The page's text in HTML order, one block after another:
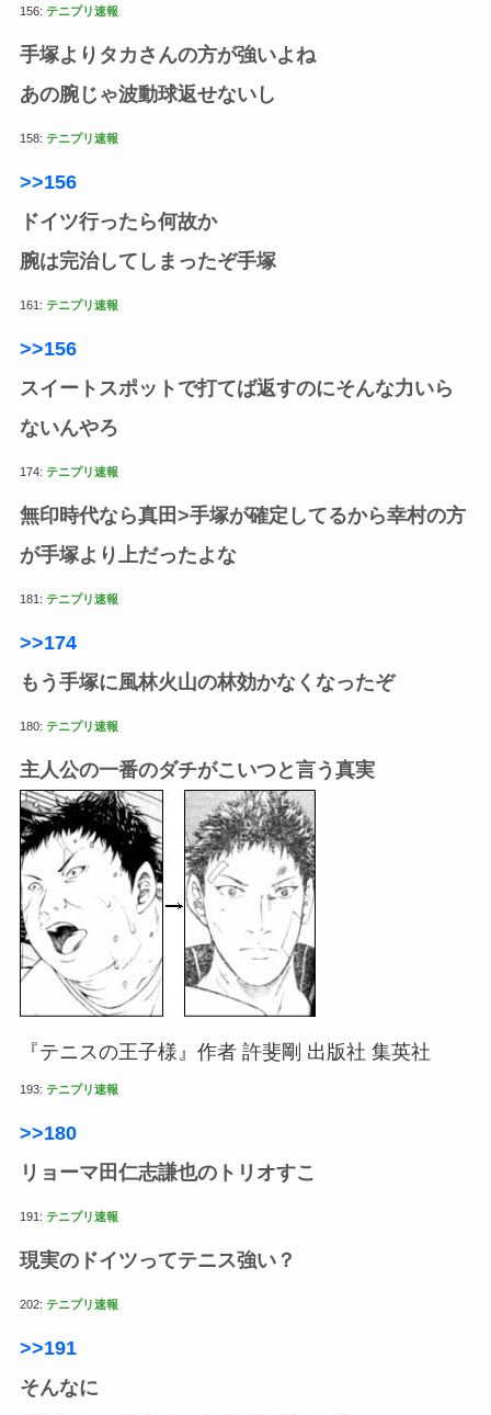
156: テニプリ速報
手塚よりタカさんの方が強いよね
あの腕じゃ波動球返せないし
158: テニプリ速報
>>156
ドイツ行ったら何故か
腕は完治してしまったぞ手塚
161: テニプリ速報
>>156
スイートスポットで打てば返すのにそんな力いら
ないんやろ
174: テニプリ速報
無印時代なら真田>手塚が確定してるから幸村の方
が手塚より上だったよな
181: テニプリ速報
>>174
もう手塚に風林火山の林効かなくなったぞ
180: テニプリ速報
主人公の一番のダチがこいつと言う真実
『テニスの王子様』作者 許斐剛 出版社 集英社
193: テニプリ速報
>>180
リョーマ田仁志謙也のトリオすこ
191: テニプリ速報
現実のドイツってテニス強い？
202: テニプリ速報
>>191
そんなに